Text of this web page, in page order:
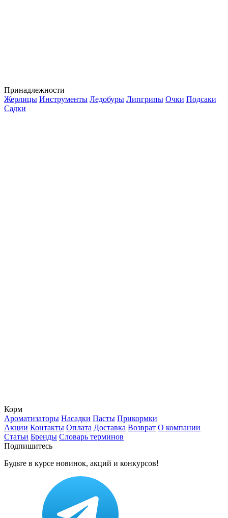
Принадлежности
Жерлицы Инструменты Ледобуры Липгрипы Очки Подсаки
Садки
Корм
Ароматизаторы Насадки Пасты Прикормки
Акции Контакты Оплата Доставка Возврат О компании
Статьи Бренды Словарь терминов
Подпишитесь
Будьте в курсе новинок, акций и конкурсов!